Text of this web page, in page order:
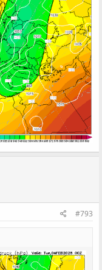
#793